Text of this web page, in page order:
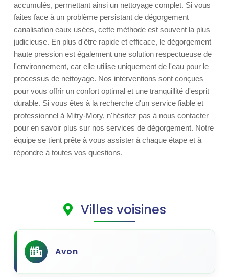
accumulés, permettant ainsi un nettoyage complet. Si vous
faites face à un problème persistant de dégorgement
canalisation eaux usées, cette méthode est souvent la plus
judicieuse. En plus d'être rapide et efficace, le dégorgement
haute pression est également une solution respectueuse de
l'environnement, car elle utilise uniquement de l'eau pour le
processus de nettoyage. Nos interventions sont conçues
pour vous offrir un confort optimal et une tranquillité d'esprit
durable. Si vous êtes à la recherche d'un service fiable et
professionnel à Mitry-Mory, n'hésitez pas à nous contacter
pour en savoir plus sur nos services de dégorgement. Notre
équipe se tient prête à vous assister à chaque étape et à
répondre à toutes vos questions.
Villes voisines
Avon